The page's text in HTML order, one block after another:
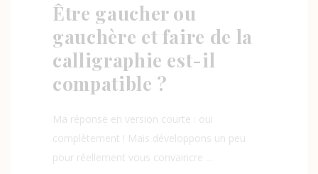
Être gaucher ou
gauchère et faire de la
calligraphie est-il
compatible ?
Ma réponse en version courte : oui
complètement ! Mais développons un peu
pour réellement vous convaincre